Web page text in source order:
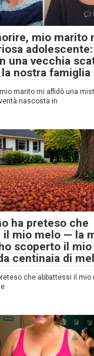
mio marito
una vecchia
nostra famiglia
marito mi affidò una
nascosta in
ha preteso che
il mio melo — la
scoperto il
centinaia di
che abbattessi il mio